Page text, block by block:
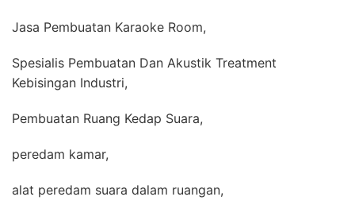
Jasa Pembuatan Karaoke Room,
Spesialis Pembuatan Dan Akustik Treatment
Kebisingan Industri,
Pembuatan Ruang Kedap Suara,
peredam kamar,
alat peredam suara dalam ruangan,